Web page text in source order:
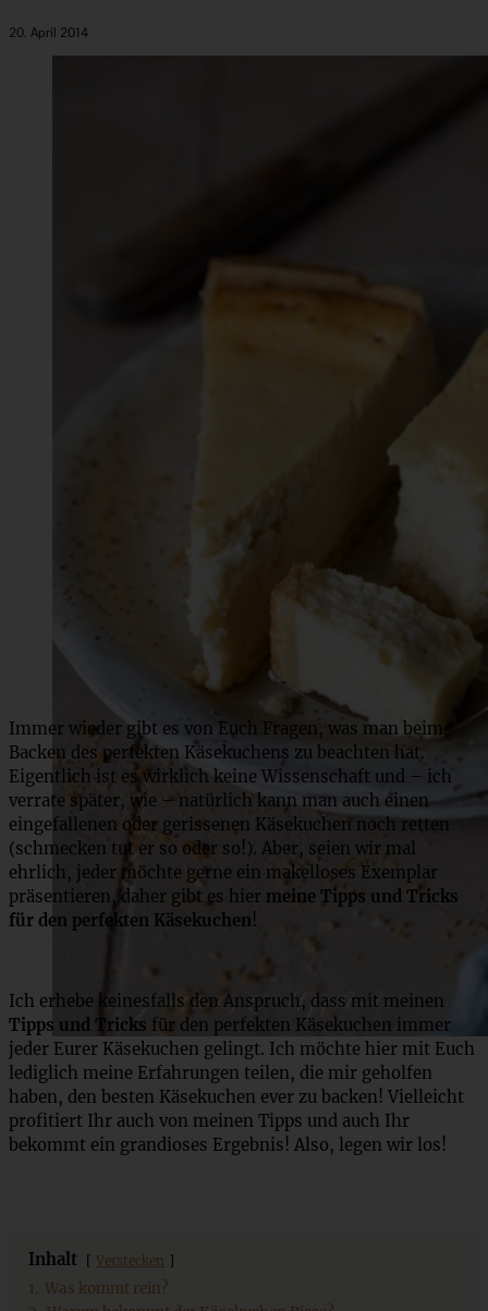
20. April 2014
Immer wieder gibt es von Euch Fragen, was man beim
Backen des perfekten Käsekuchens zu beachten hat.
Eigentlich ist es wirklich keine Wissenschaft und – ich
verrate später, wie – natürlich kann man auch einen
eingefallenen oder gerissenen Käsekuchen noch retten
(schmecken tut er so oder so!). Aber, seien wir mal
ehrlich, jeder möchte gerne ein makelloses Exemplar
präsentieren, daher gibt es hier meine Tipps und Tricks
für den perfekten Käsekuchen!
Ich erhebe keinesfalls den Anspruch, dass mit meinen
Tipps und Tricks für den perfekten Käsekuchen immer
jeder Eurer Käsekuchen gelingt. Ich möchte hier mit Euch
lediglich meine Erfahrungen teilen, die mir geholfen
haben, den besten Käsekuchen ever zu backen! Vielleicht
profitiert Ihr auch von meinen Tipps und auch Ihr
bekommt ein grandioses Ergebnis! Also, legen wir los!
Inhalt Verstecken
1. Was kommt rein?